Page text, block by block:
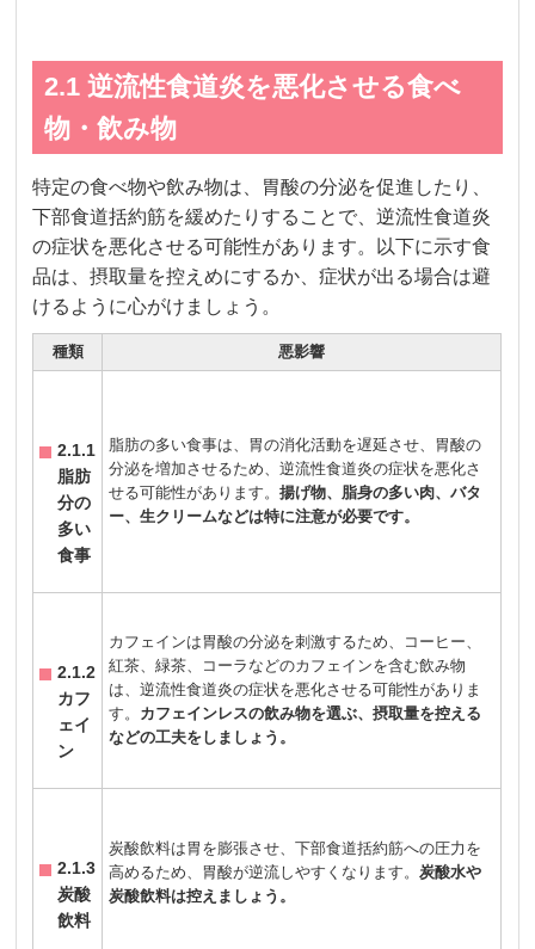
2.1 逆流性食道炎を悪化させる食べ
物・飲み物
特定の食べ物や飲み物は、胃酸の分泌を促進したり、
下部食道括約筋を緩めたりすることで、逆流性食道炎
の症状を悪化させる可能性があります。以下に示す食
品は、摂取量を控えめにするか、症状が出る場合は避
けるように心がけましょう。
種類 悪影響
2.1.1
脂肪
分の
多い
食事
脂肪の多い食事は、胃の消化活動を遅延させ、胃酸の
分泌を増加させるため、逆流性食道炎の症状を悪化さ
せる可能性があります。揚げ物、脂身の多い肉、バタ
ー、生クリームなどは特に注意が必要です。
2.1.2
カフ
ェイ
ン
カフェインは胃酸の分泌を刺激するため、コーヒー、
紅茶、緑茶、コーラなどのカフェインを含む飲み物
は、逆流性食道炎の症状を悪化させる可能性がありま
す。 カフェインレスの飲み物を選ぶ、摂取量を控える
などの工夫をしましょう。
2.1.3
炭酸
飲料
炭酸飲料は胃を膨張させ、下部食道括約筋への圧力を
高めるため、胃酸が逆流しやすくなります。 炭酸水や
炭酸飲料は控えましょう。